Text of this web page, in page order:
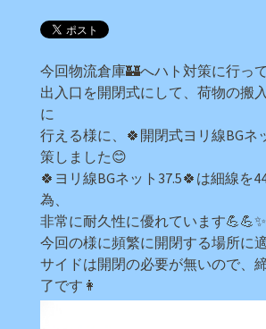
今回物流倉庫🏰へハト対策に行っ
出入口を開閉式にして、荷物の搬
に
行える様に、🍀開閉式ヨリ線BGネ
策しました😊
🍀ヨリ線BGネット37.5🍀は細線を
為、
非常に耐久性に優れています💪💪✨
今回の様に頻繁に開閉する場所に
サイドは開閉の必要が無いので、
了です👩